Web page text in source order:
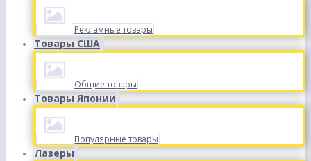
Рекламные товары
Товары США
Общие товары
Товары Японии
Популярные товары
Лазеры